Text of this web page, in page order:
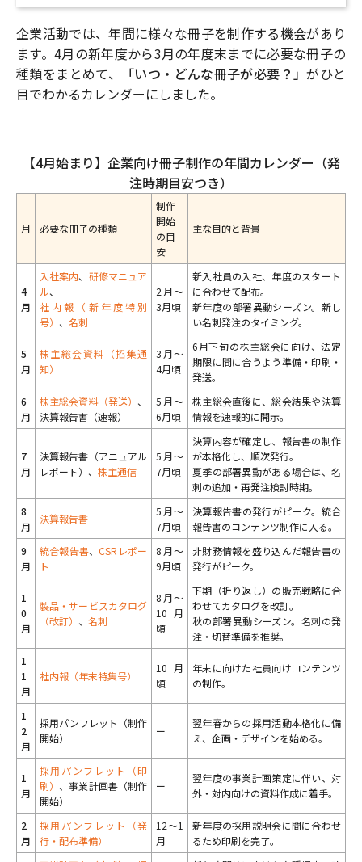
企業活動では、年間に様々な冊子を制作する機会があり
ます。4月の新年度から3月の年度末までに必要な冊子の
種類をまとめて、
「いつ・どんな冊子が必要？」がひと
目でわかるカレンダーにしました。
【4月始まり】企業向け冊子制作の年間カレンダー（発
注時期目安つき）
月 必要な冊子の種類
制作
開始
の目
安
主な目的と背景
4
月
入社案内、 研修マニュア
ル、
社内報（新年度特別
号） 、 名刺
2月〜
3月頃
新入社員の入社、年度のスタート
に合わせて配布。
新年度の部署異動シーズン。新し
い名刺発注のタイミング。
5
月
株主総会資料（招集通
知）
3月〜
4月頃
6月下旬の株主総会に向け、法定
期限に間に合うよう準備・印刷・
発送。
6
月
株主総会資料（発送） 、
決算報告書（速報）
5月〜
6月頃
株主総会直後に、総会結果や決算
情報を速報的に開示。
7
月
決算報告書（アニュアル
レポート）、 株主通信
5月〜
7月頃
決算内容が確定し、報告書の制作
が本格化し、順次発行。
夏季の部署異動がある場合は、名
刺の追加・再発注検討時期。
8
月
決算報告書
5月〜
7月頃
決算報告書の発行がピーク。統合
報告書のコンテンツ制作に入る。
9
月
統合報告書、CSRレポー
ト
8月〜
9月頃
非財務情報を盛り込んだ報告書の
発行がピーク。
1
0
月
製品・サービスカタログ
（改訂） 、 名刺
8月〜
10月
頃
下期（折り返し）の販売戦略に合
わせてカタログを改訂。
秋の部署異動シーズン。名刺の発
注・切替準備を推奨。
1
1
月
社内報（年末特集号）
10月
頃
年末に向けた社員向けコンテンツ
の制作。
1
2
月
採用パンフレット（制作
開始）
ー
翌年春からの採用活動本格化に備
え、企画・デザインを始める。
1
月
採用パンフレット（印
刷） 、事業計画書（制作
開始）
ー
翌年度の事業計画策定に伴い、対
外・対内向けの資料作成に着手。
2
月
採用パンフレット（発
行・配布準備）
12〜1
月
新年度の採用説明会に間に合わせ
るため印刷を完了。